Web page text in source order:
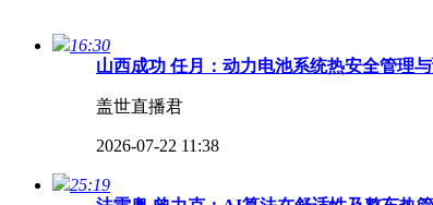
16:30
山西成功 任月：动力电池系统热安全管理
盖世直播君
2026-07-22 11:38
25:19